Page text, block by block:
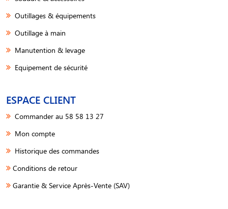
Outillages & équipements
Outillage à main
Manutention & levage
Equipement de sécurité
ESPACE CLIENT
Commander au 58 58 13 27
Mon compte
Historique des commandes
Conditions de retour
Garantie & Service Après-Vente (SAV)